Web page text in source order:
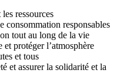
ressources
consommation responsables
tout au long de la vie
protéger l’atmosphère
et tous
et assurer la solidarité et la